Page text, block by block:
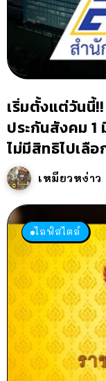
เริ่มตั้งแต่วันนี้
ประกันสังคม 1
ไม่มีสิทธิไปเลือ
เหมียวหง่าว
ไลฟ์สไตล์